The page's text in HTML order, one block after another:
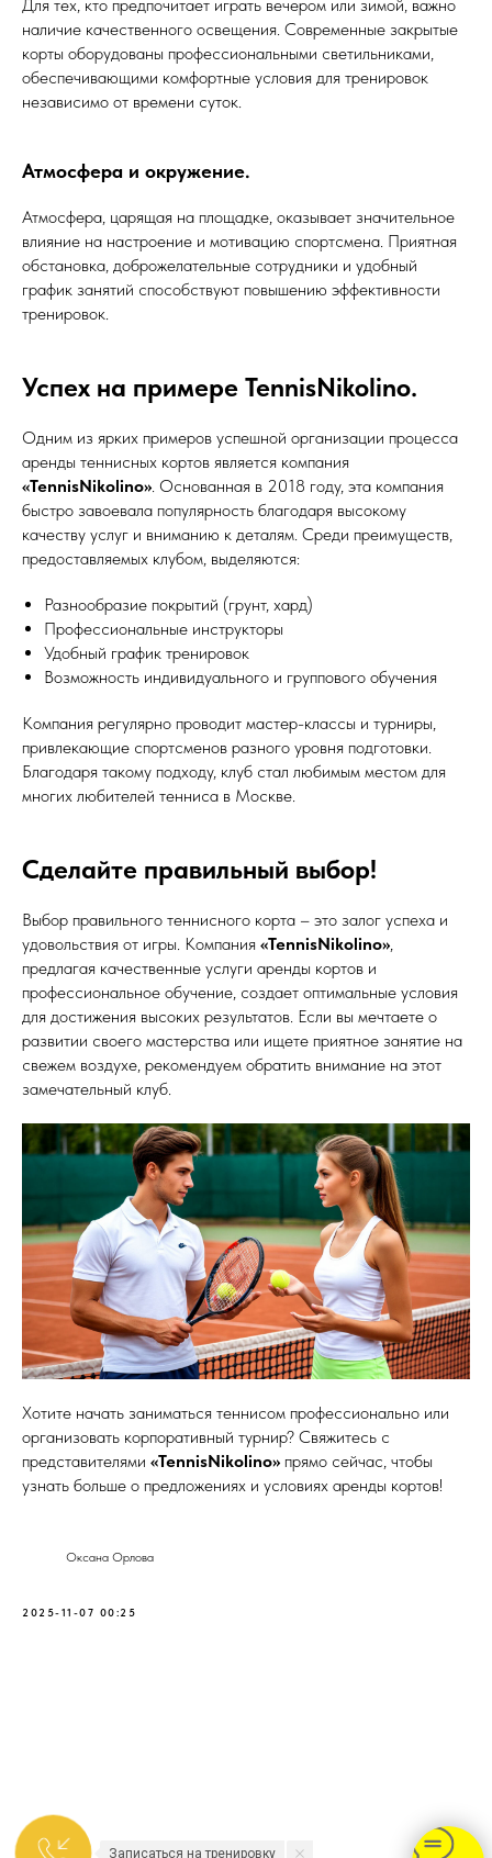
Для тех, кто предпочитает играть вечером или зимой, важно
наличие качественного освещения. Современные закрытые
корты оборудованы профессиональными светильниками,
обеспечивающими комфортные условия для тренировок
независимо от времени суток.
Атмосфера и окружение.
Атмосфера, царящая на площадке, оказывает значительное
влияние на настроение и мотивацию спортсмена. Приятная
обстановка, доброжелательные сотрудники и удобный
график занятий способствуют повышению эффективности
тренировок.
Успех на примере TennisNikolino.
Одним из ярких примеров успешной организации процесса
аренды теннисных кортов является компания
«TennisNikolino». Основанная в 2018 году, эта компания
быстро завоевала популярность благодаря высокому
качеству услуг и вниманию к деталям. Среди преимуществ,
предоставляемых клубом, выделяются:
Разнообразие покрытий (грунт, хард)
Профессиональные инструкторы
Удобный график тренировок
Возможность индивидуального и группового обучения
Компания регулярно проводит мастер-классы и турниры,
привлекающие спортсменов разного уровня подготовки.
Благодаря такому подходу, клуб стал любимым местом для
многих любителей тенниса в Москве.
Сделайте правильный выбор!
Выбор правильного теннисного корта – это залог успеха и
удовольствия от игры. Компания «TennisNikolino»,
предлагая качественные услуги аренды кортов и
профессиональное обучение, создает оптимальные условия
для достижения высоких результатов. Если вы мечтаете о
развитии своего мастерства или ищете приятное занятие на
свежем воздухе, рекомендуем обратить внимание на этот
замечательный клуб.
Хотите начать заниматься теннисом профессионально или
организовать корпоративный турнир? Свяжитесь с
представителями «TennisNikolino» прямо сейчас, чтобы
узнать больше о предложениях и условиях аренды кортов!
Оксана Орлова
2025-11-07 00:25